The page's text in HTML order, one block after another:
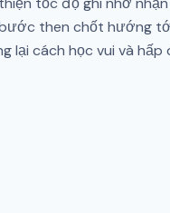
then chốt hướng
lại cách học vui và hấp